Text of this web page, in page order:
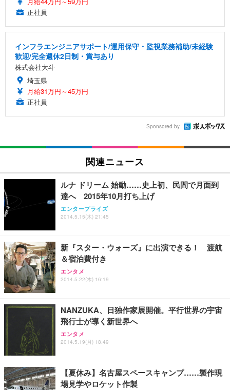
正社員
インフラエンジニアサポート/運用保守・監視業務補助/未経験
歓迎/完全週休2日制・賞与あり
株式会社大斗
埼玉県
月給31万円～45万円
正社員
Sponsored by
関連ニュース
ルナ ドリーム 始動……史上初、民間で月面到
達へ 2015年10月打ち上げ
エンタープライズ
2014.5.15(木) 21:45
新『スター・ウォーズ』に出演できる！ 渡航
＆宿泊費付き
エンタメ
2014.5.22(木) 16:19
NANZUKA、日独作家展開催。平行世界の宇宙
飛行士が導く新世界へ
エンタメ
2014.5.19(月) 18:49
【夏休み】名古屋スペースキャンプ……製作現
場見学やロケット作製